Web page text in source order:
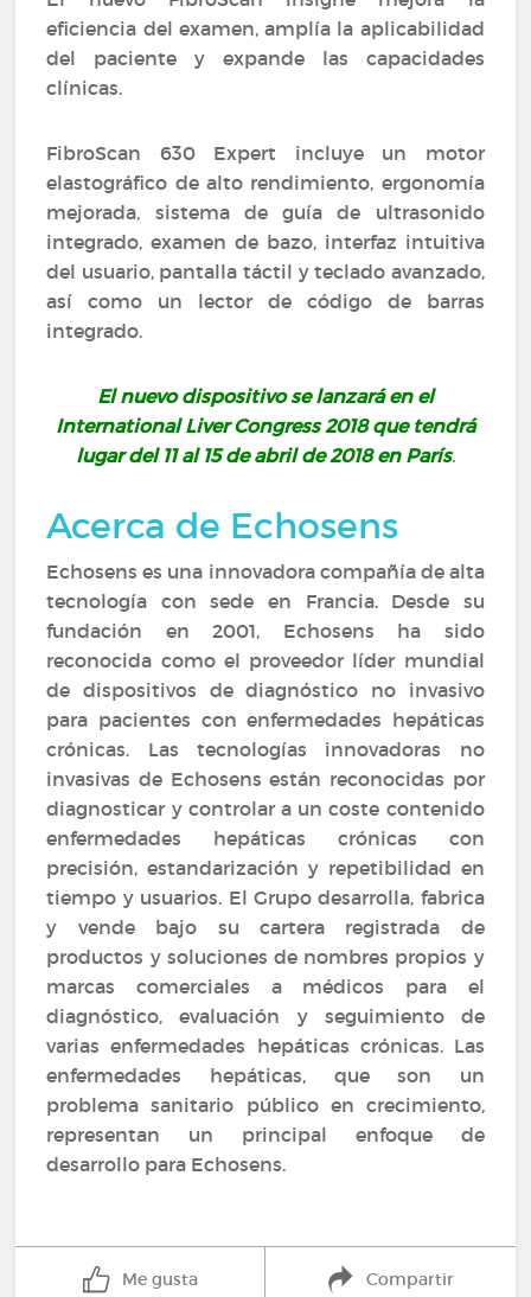
eficiencia del examen, amplía la aplicabilidad
del paciente y expande las capacidades
clínicas.
FibroScan 630 Expert incluye un motor
elastográfico de alto rendimiento, ergonomía
mejorada, sistema de guía de ultrasonido
integrado, examen de bazo, interfaz intuitiva
del usuario, pantalla táctil y teclado avanzado,
así como un lector de código de barras
integrado.
El nuevo dispositivo se lanzará en el
International Liver Congress 2018 que tendrá
lugar del 11 al 15 de abril de 2018 en París.
Acerca de Echosens
Echosens es una innovadora compañía de alta
tecnología con sede en Francia. Desde su
fundación en 2001, Echosens ha sido
reconocida como el proveedor líder mundial
de dispositivos de diagnóstico no invasivo
para pacientes con enfermedades hepáticas
crónicas. Las tecnologías innovadoras no
invasivas de Echosens están reconocidas por
diagnosticar y controlar a un coste contenido
enfermedades hepáticas crónicas con
precisión, estandarización y repetibilidad en
tiempo y usuarios. El Grupo desarrolla, fabrica
y vende bajo su cartera registrada de
productos y soluciones de nombres propios y
marcas comerciales a médicos para el
diagnóstico, evaluación y seguimiento de
varias enfermedades hepáticas crónicas. Las
enfermedades hepáticas, que son un
problema sanitario público en crecimiento,
representan un principal enfoque de
desarrollo para Echosens.
Me gusta Compartir